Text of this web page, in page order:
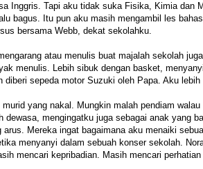
Inggris. Tapi aku tidak suka Fisika, Kimia dan
bagus. Itu pun aku masih mengambil les
bersama Webb, dekat sekolahku.
atau menulis buat majalah sekolah
menulis. Lebih sibuk dengan basket,
diberi sepeda motor Suzuki oleh Papa. Aku
yang nakal. Mungkin malah pendiam
dewasa, mengingatku juga sebagai anak yang
arus. Mereka ingat bagaimana aku menaiki
menyanyi dalam sebuah konser sekolah.
mencari kepribadian. Masih mencari perhatian